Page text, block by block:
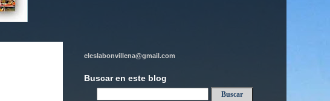
eleslabonvillena@gmail.com
Buscar en este blog